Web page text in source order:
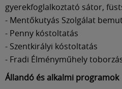
gyerekfoglalkoztató sátor,
- Mentőkutyás Szolgálat
- Penny kóstoltatás
- Szentkirályi kóstoltatás
- Fradi Élményműhely
Állandó és alkalmi programok